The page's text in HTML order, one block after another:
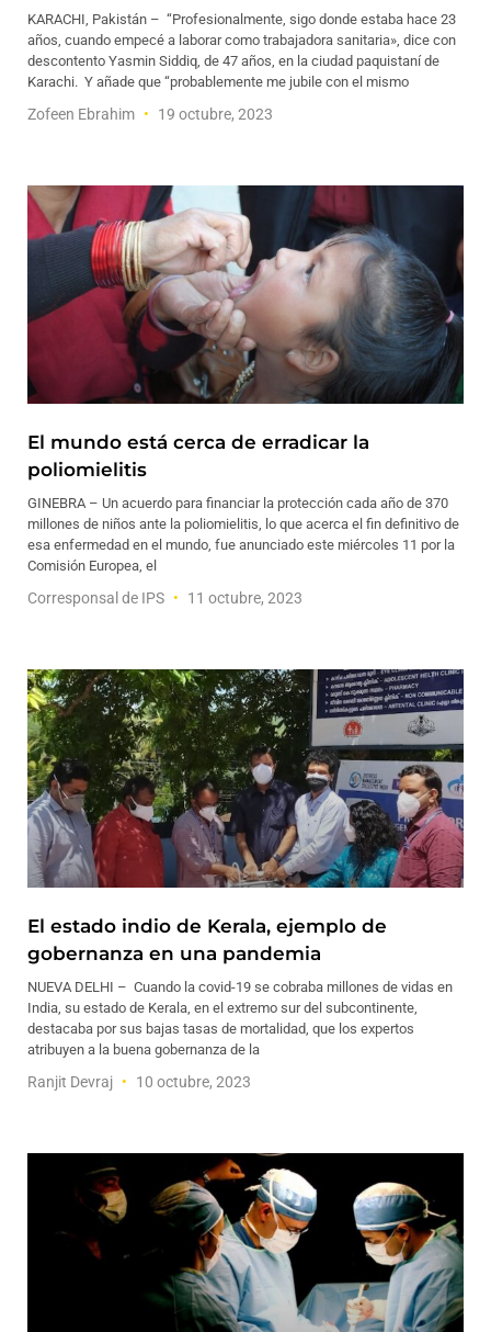
KARACHI, Pakistán – “Profesionalmente, sigo donde estaba hace 23
años, cuando empecé a laborar como trabajadora sanitaria», dice con
descontento Yasmin Siddiq, de 47 años, en la ciudad paquistaní de
Karachi. Y añade que “probablemente me jubile con el mismo
Zofeen Ebrahim 19 octubre, 2023
El mundo está cerca de erradicar la
poliomielitis
GINEBRA – Un acuerdo para financiar la protección cada año de 370
millones de niños ante la poliomielitis, lo que acerca el fin definitivo de
esa enfermedad en el mundo, fue anunciado este miércoles 11 por la
Comisión Europea, el
Corresponsal de IPS 11 octubre, 2023
El estado indio de Kerala, ejemplo de
gobernanza en una pandemia
NUEVA DELHI – Cuando la covid-19 se cobraba millones de vidas en
India, su estado de Kerala, en el extremo sur del subcontinente,
destacaba por sus bajas tasas de mortalidad, que los expertos
atribuyen a la buena gobernanza de la
Ranjit Devraj 10 octubre, 2023